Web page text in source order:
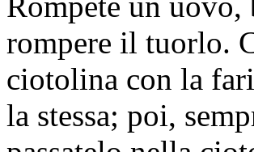
rompere il tuorlo.
ciotolina con la
la stessa; poi,